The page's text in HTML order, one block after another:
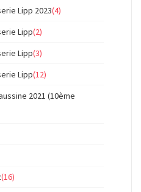
Lipp 2023(4)
Lipp(2)
Lipp(3)
Lipp(12)
2021 (10ème
(16)